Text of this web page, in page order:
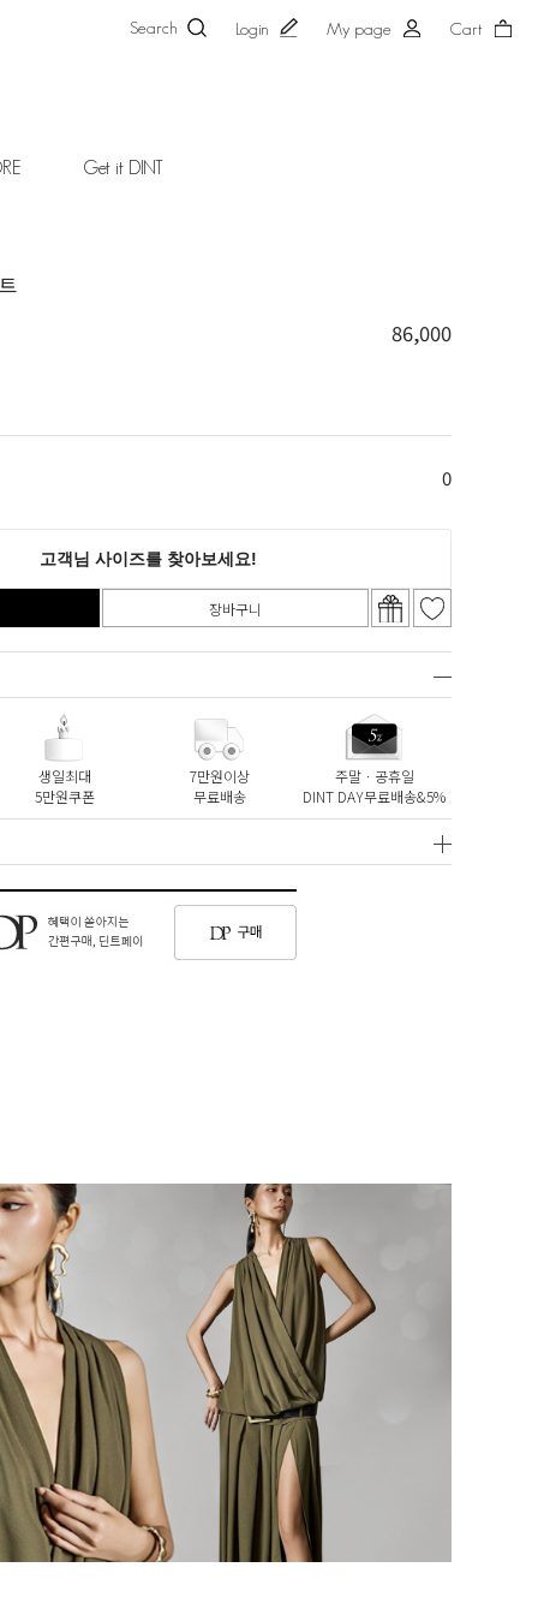
Search Login My page Cart
Get it DINT
86,000
0
장바구니
생일최대
5만원쿠폰
7만원이상
무료배송
주말ㆍ공휴일
DINT DAY무료배송&5%